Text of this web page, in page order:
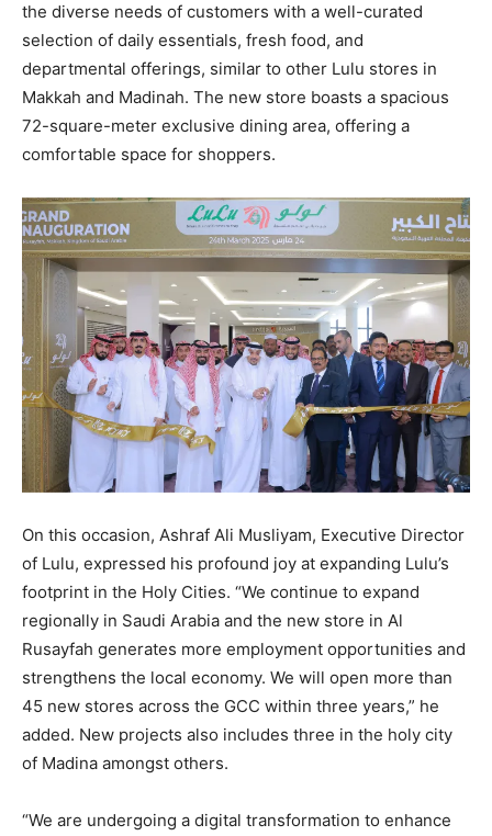
the diverse needs of customers with a well-curated
selection of daily essentials, fresh food, and
departmental offerings, similar to other Lulu stores in
Makkah and Madinah. The new store boasts a spacious
72-square-meter exclusive dining area, offering a
comfortable space for shoppers.
On this occasion, Ashraf Ali Musliyam, Executive Director
of Lulu, expressed his profound joy at expanding Lulu’s
footprint in the Holy Cities. “We continue to expand
regionally in Saudi Arabia and the new store in Al
Rusayfah generates more employment opportunities and
strengthens the local economy. We will open more than
45 new stores across the GCC within three years,” he
added. New projects also includes three in the holy city
of Madina amongst others.
“We are undergoing a digital transformation to enhance